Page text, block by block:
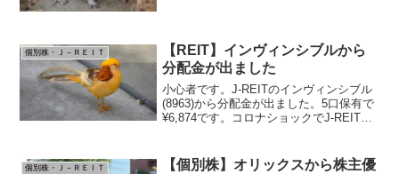
KO,PGはマイナスです。...
個別株・Ｊ－ＲＥＩＴ
【REIT】インヴィンシブルから
分配金が出ました
小心者です。J-REITのインヴィンシブル
(8963)から分配金が出ました。5口保有で
¥6,874です。コロナショックでJ-REITは
REITは戻るのか？ブログランキ...
個別株・Ｊ－ＲＥＩＴ
【個別株】オリックスから株主優